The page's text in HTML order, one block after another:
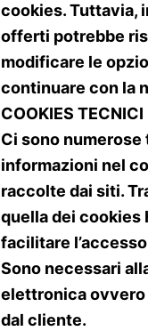
cookies. Tuttavia,
offerti potrebbe
modificare le
continuare con la
COOKIES TECNICI
Ci sono
informazioni nel
raccolte dai siti.
quella dei cookies
facilitare
Sono necessari
elettronica
dal cliente.